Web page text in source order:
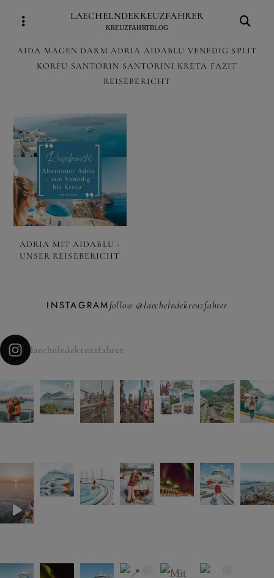
content
LAECHELNDEKREUZFAHRER
KREUZFAHRTBLOG
AIDA MAGEN DARM ADRIA AIDABLU VENEDIG SPLIT
KORFU SANTORIN SANTORINI KRETA FAZIT
REISEBERICHT
ADRIA MIT AIDABLU -
UNSER REISEBERICHT
INSTAGRAM follow @laechelndekreuzfahrer
laechelndekreuzfahrer